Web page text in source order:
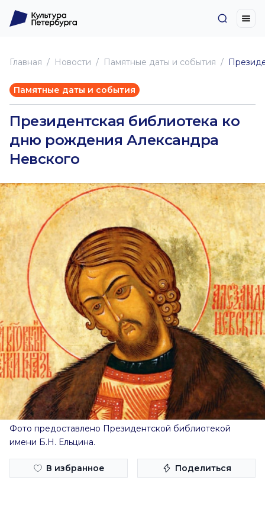
Главная Новоcти Памятные даты и события
Памятные даты и события
Президентская библиотека ко
дню рождения Александра
Невского
Фото предоставлено Президентской библиотекой
имени Б.Н. Ельцина.
В избранное Поделиться